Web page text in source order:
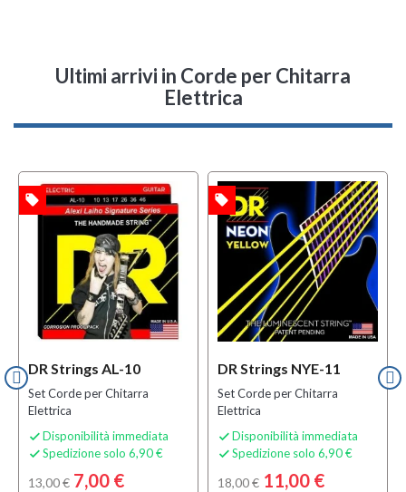
Ultimi arrivi in Corde per Chitarra
Elettrica
DR Strings AL-10
Set Corde per Chitarra
Elettrica
 Disponibilità immediata
 Spedizione solo 6,90 €
13,00 € 7,00 €
local_offer
DR Strings NYE-11
Set Corde per Chitarra
Elettrica
 Disponibilità immediata
 Spedizione solo 6,90 €
18,00 € 11,00 €
OFFERTA local_offer OFFERTA